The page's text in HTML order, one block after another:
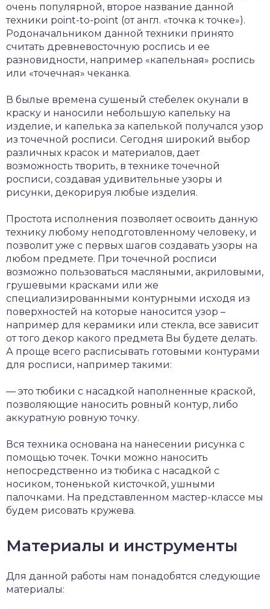
очень популярной, второе название данной
техники point-to-point (от англ. «точка к точке»).
Родоначальником данной техники принято
считать древневосточную роспись и ее
разновидности, например «капельная» роспись
или «точечная» чеканка.
В былые времена сушеный стебелек окунали в
краску и наносили небольшую капельку на
изделие, и капелька за капелькой получался узор
из точечной росписи. Сегодня широкий выбор
различных красок и материалов, дает
возможность творить, в технике точечной
росписи, создавая удивительные узоры и
рисунки, декорируя любые изделия.
Простота исполнения позволяет освоить данную
технику любому неподготовленному человеку, и
позволит уже с первых шагов создавать узоры на
любом предмете. При точечной росписи
возможно пользоваться масляными, акриловыми,
грушевыми красками или же
специализированными контурными исходя из
поверхностей на которые наносится узор –
например для керамики или стекла, все зависит
от того декор какого предмета Вы будете делать.
А проще всего расписывать готовыми контурами
для росписи, например такими:
— это тюбики с насадкой наполненные краской,
позволяющие наносить ровный контур, либо
аккуратную ровную точку.
Вся техника основана на нанесении рисунка с
помощью точек. Точки можно наносить
непосредственно из тюбика с насадкой с
носиком, тоненькой кисточкой, ушными
палочками. На представленном мастер-классе мы
будем рисовать кружева.
Материалы и инструменты
Для данной работы нам понадобятся следующие
материалы: